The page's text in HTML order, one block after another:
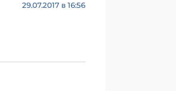
29.07.2017 в 16:56